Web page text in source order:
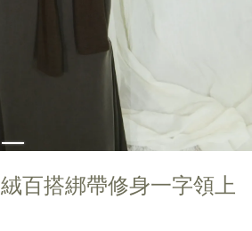
百搭綁帶修身一字領上